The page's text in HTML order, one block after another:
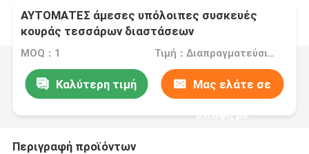
ΑΥΤΟΜΑΤΕΣ άμεσες υπόλοιπες συσκευές
κουράς τεσσάρων διαστάσεων
MOQ：1 Τιμή：Διαπραγματεύσιμος
Καλύτερη τιμή Μας ελάτε σε
επαφή με
Περιγραφή προϊόντων